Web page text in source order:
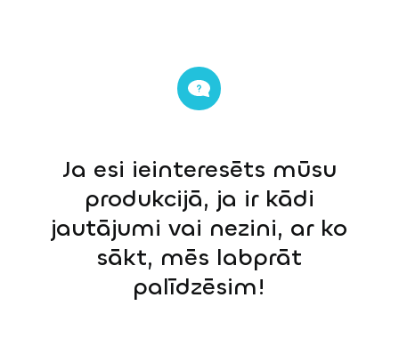
Ja esi ieinteresēts mūsu
produkcijā, ja ir kādi
jautājumi vai nezini, ar ko
sākt, mēs labprāt
palīdzēsim!